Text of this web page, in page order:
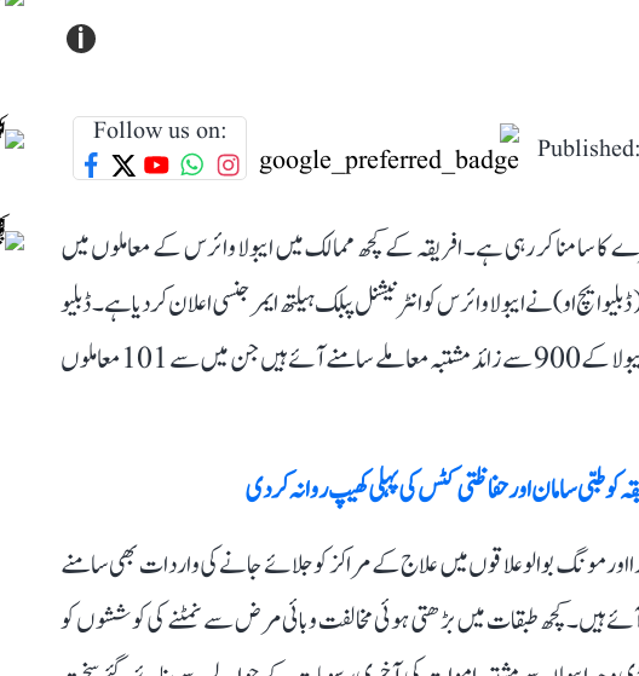
i
Follow us on:
سامنا کر رہی ہے۔ افریقہ کے کچھ ممالک میں ایبولا وائرس کے معاملوں میں
ایچ او) نے ایبولا وائرس کو انٹر نیشنل پبلک ہیلتھ ایمرجنسی اعلان کر دیا ہے۔ ڈبلیو
ایچ او کے سربراہ نے اتوار کو بتایا کے کانگو میں ایبولا کے 900 سے زائد مشتبہ معاملے سامنے آئے ہیں جن میں سے 101 معاملوں
کو طبی سامان اور حفاظتی کٹس کی پہلی کھیپ روانہ کر دی
اور مونگ بوالو علاقوں میں علاج کے مراکز کو جلائے جانے کی واردات بھی سامنے
ہیں۔ کچھ طبقات میں بڑھتی ہوئی مخالفت وبائی مرض سے نمٹنے کی کوششوں کو